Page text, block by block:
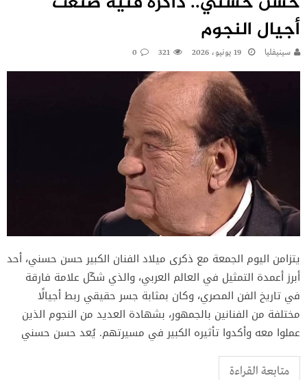
أجيال النجوم
سينيفليا 19 يونيو، 2026 321
0
يتزامن اليوم الجمعة مع ذكرى ميلاد الفنان الكبير حسن حسني، أحد
أبرز أعمدة التمثيل في العالم العربي، والذي شكّل علامة فارقة
في تاريخ الفن المصري، وكان بمثابة جسر حقيقي ربط أجيالًا
مختلفة من الفنانين بالجمهور، بشهادة العديد من النجوم الذين
عملوا معه وأكدوا تأثيره الكبير في مسيرتهم. يُعد حسن حسني
متابعة القراءة